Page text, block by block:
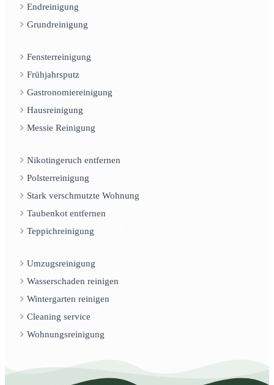
Endreinigung
Grundreinigung
Fensterreinigung
Frühjahrsputz
Gastronomiereinigung
Hausreinigung
Messie Reinigung
Nikotingeruch entfernen
Polsterreinigung
Stark verschmutzte Wohnung
Taubenkot entfernen
Teppichreinigung
Umzugsreinigung
Wasserschaden reinigen
Wintergarten reinigen
Cleaning service
Wohnungsreinigung